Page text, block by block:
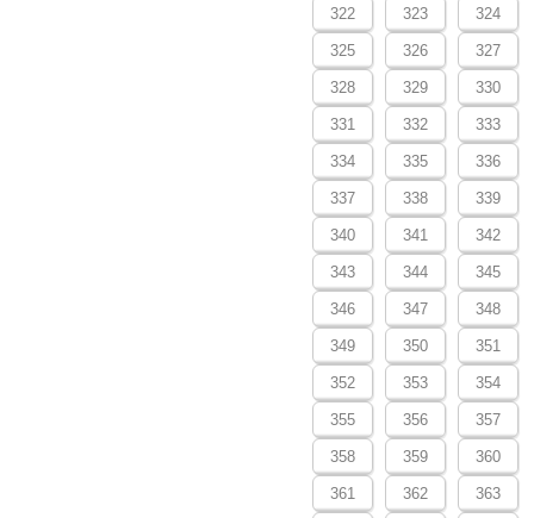
322 323 324
325 326 327
328 329 330
331 332 333
334 335 336
337 338 339
340 341 342
343 344 345
346 347 348
349 350 351
352 353 354
355 356 357
358 359 360
361 362 363